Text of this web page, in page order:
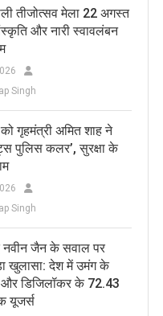
तीजोत्सव मेला 22 अगस्त
और नारी स्वावलंबन
Singh
गृहमंत्री अमित शाह ने
पुलिस कलर’, सुरक्षा के
Singh
जैन के सवाल पर
खुलासा: देश में उमंग के
डिजिलॉकर के 72.43
यूजर्स